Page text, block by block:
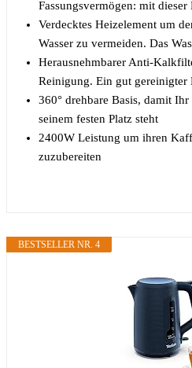
Fassungsvermögen: mit
Verdecktes Heizelement um
Wasser zu vermeiden. Das
Herausnehmbarer Anti-
Reinigung. Ein gut gereinigter
360° drehbare Basis, damit
seinem festen Platz steht
2400W Leistung um ihren
zuzubereiten
BESTSELLER NR. 4